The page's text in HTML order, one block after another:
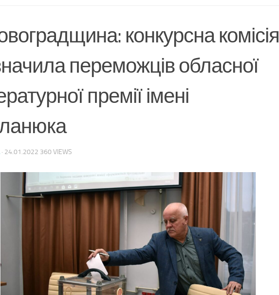
конкурсна комісія
переможців обласної
премії імені
· 24.01.2022 360 VIEWS